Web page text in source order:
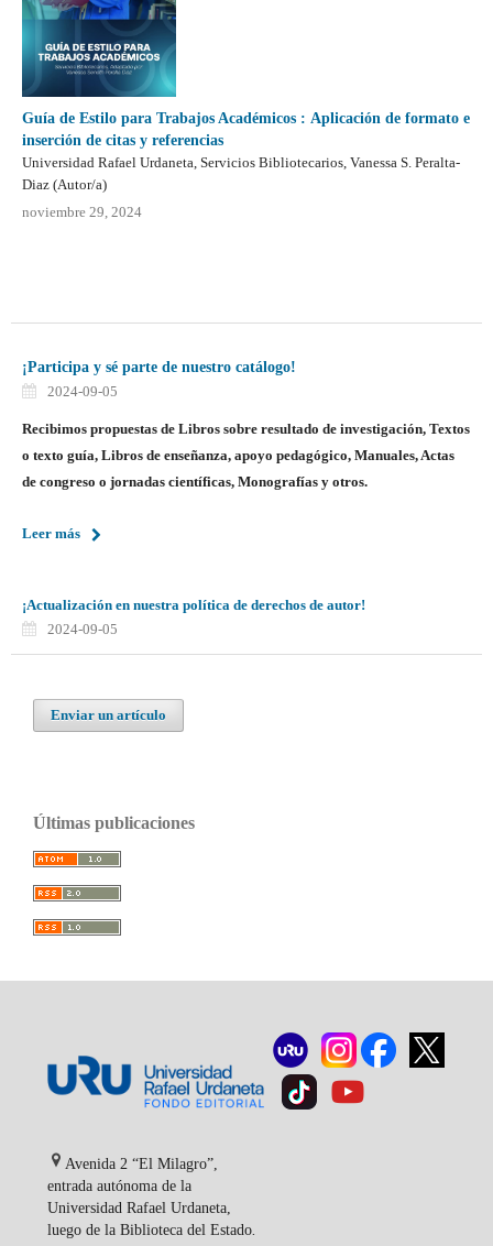
Guía de Estilo para Trabajos Académicos : Aplicación de formato e
inserción de citas y referencias
Universidad Rafael Urdaneta, Servicios Bibliotecarios, Vanessa S. Peralta-
Diaz (Autor/a)
noviembre 29, 2024
¡Participa y sé parte de nuestro catálogo!
2024-09-05
Recibimos propuestas de Libros sobre resultado de investigación, Textos
o texto guía, Libros de enseñanza, apoyo pedagógico, Manuales, Actas
de congreso o jornadas científicas, Monografías y otros.
Leer más
¡Actualización en nuestra política de derechos de autor!
2024-09-05
Enviar un artículo
Últimas publicaciones
Avenida 2 “El Milagro”,
entrada autónoma de la
Universidad Rafael Urdaneta,
luego de la Biblioteca del Estado.